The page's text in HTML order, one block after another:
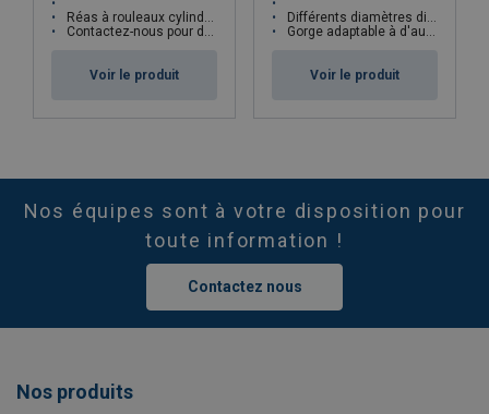
Réas à rouleaux cylindriques
Contactez-nous pour des réas spécifiques
Voir le produit
Différents diamètres disponibles
Gorge adaptable à d'autres diamètres de câble
Voir le produit
Nos équipes sont à votre disposition pour
toute information !
Contactez nous
Nos produits